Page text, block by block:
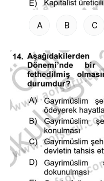
A B C